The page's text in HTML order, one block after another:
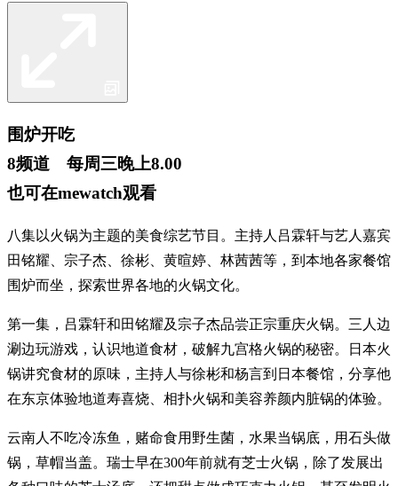
围炉开吃
8频道 每周三晚上8.00
也可在mewatch观看
八集以火锅为主题的美食综艺节目。主持人吕霖轩与艺人嘉宾
田铭耀、宗子杰、徐彬、黄暄婷、林茜茜等，到本地各家餐馆
围炉而坐，探索世界各地的火锅文化。
第一集，吕霖轩和田铭耀及宗子杰品尝正宗重庆火锅。三人边
涮边玩游戏，认识地道食材，破解九宫格火锅的秘密。日本火
锅讲究食材的原味，主持人与徐彬和杨言到日本餐馆，分享他
在东京体验地道寿喜烧、相扑火锅和美容养颜内脏锅的体验。
云南人不吃冷冻鱼，赌命食用野生菌，水果当锅底，用石头做
锅，草帽当盖。瑞士早在300年前就有芝士火锅，除了发展出